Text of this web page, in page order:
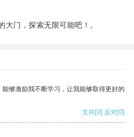
门，探索无限可能吧！。
够激励我不断学习，让我能够取得更好的
支持[0] 反对[0]